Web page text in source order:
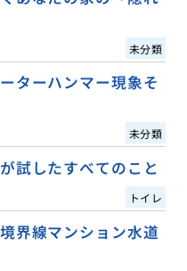
未分類
ターハンマー現象そ
未分類
試したすべてのこと
トイレ
界線マンション水道